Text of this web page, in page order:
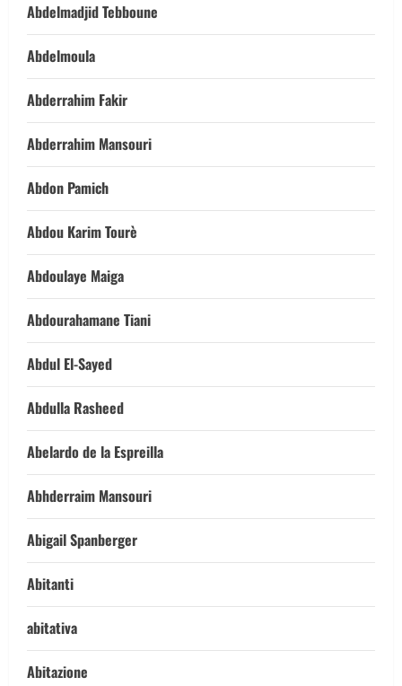
Abdelmadjid Tebboune
Abdelmoula
Abderrahim Fakir
Abderrahim Mansouri
Abdon Pamich
Abdou Karim Tourè
Abdoulaye Maiga
Abdourahamane Tiani
Abdul El-Sayed
Abdulla Rasheed
Abelardo de la Espreilla
Abhderraim Mansouri
Abigail Spanberger
Abitanti
abitativa
Abitazione